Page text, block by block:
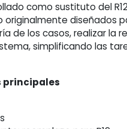
como sustituto del
diseñados
de los casos, realizar la
simplificando las
principales